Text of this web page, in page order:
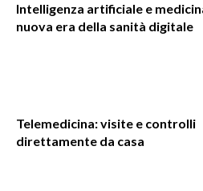
Intelligenza artificiale e
nuova era della sanità digitale
Telemedicina: visite e controlli
direttamente da casa